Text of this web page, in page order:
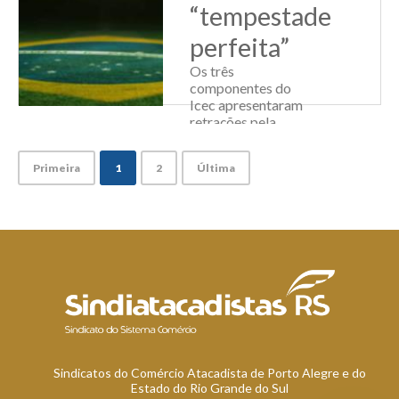
“tempestade
perfeita”
Os três
componentes do
Icec apresentaram
retrações pela
seguida. O
aumento das
dificuldades de
atenção no que diz
respeito ao nível de
...
Primeira 1 2 Última
Sindicatos do Comércio Atacadista de Porto Alegre e do
Estado do Rio Grande do Sul